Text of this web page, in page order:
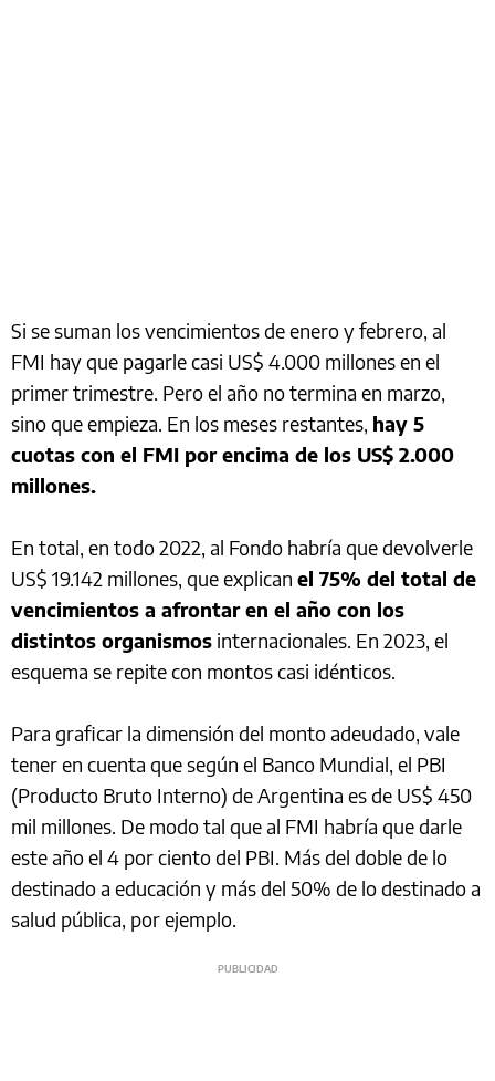
Si se suman los vencimientos de enero y febrero, al
FMI hay que pagarle casi US$ 4.000 millones en el
primer trimestre. Pero el año no termina en marzo,
sino que empieza. En los meses restantes, hay 5
cuotas con el FMI por encima de los US$ 2.000
millones.
En total, en todo 2022, al Fondo habría que devolverle
US$ 19.142 millones, que explican el 75% del total de
vencimientos a afrontar en el año con los
distintos organismos internacionales. En 2023, el
esquema se repite con montos casi idénticos.
Para graficar la dimensión del monto adeudado, vale
tener en cuenta que según el Banco Mundial, el PBI
(Producto Bruto Interno) de Argentina es de US$ 450
mil millones. De modo tal que al FMI habría que darle
este año el 4 por ciento del PBI. Más del doble de lo
destinado a educación y más del 50% de lo destinado a
salud pública, por ejemplo.